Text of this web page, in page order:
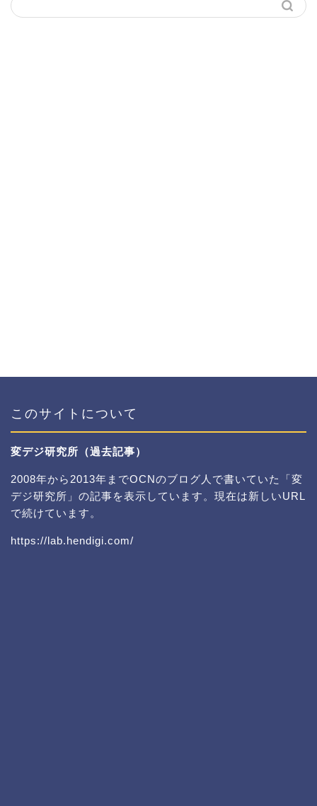
このサイトについて
変デジ研究所（過去記事）
2008年から2013年までOCNのブログ人で書いていた「変
デジ研究所」の記事を表示しています。現在は新しいURL
で続けています。
https://lab.hendigi.com/